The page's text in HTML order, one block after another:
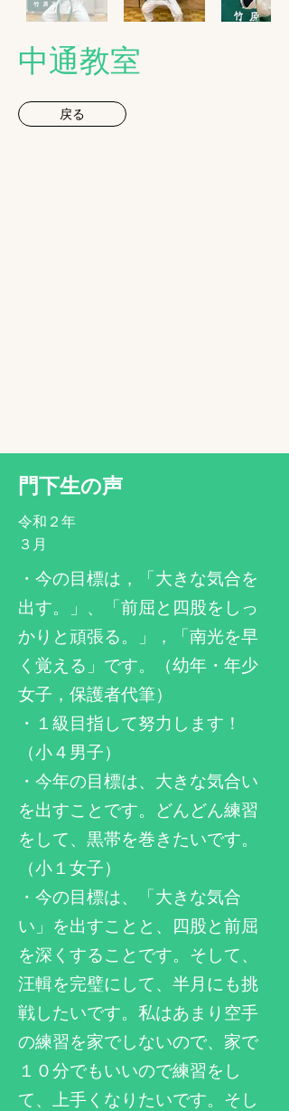
​中通教室
戻る
​門下生の声
令和２年
​３月
​・今の目標は，「大きな気合を
出す。」、「前屈と四股をしっ
かりと頑張る。」，「南光を早
く覚える」です。（幼年・年少
女子，保護者代筆）
・１級目指して努力します！
（小４男子）
・ ​今年の目標は、大きな気合い
を出すことです。どんどん練習
をして、黒帯を巻きたいです。
（小１女子）
・今の目標は、「大きな気合
い」を出すことと、四股と前屈
を深くすることです。そして、
汪輯を完璧にして、半月にも挑
戦したいです。私はあまり空手
の練習を家でしないので、家で
１０分でもいいので練習をし
て、上手くなりたいです。そし